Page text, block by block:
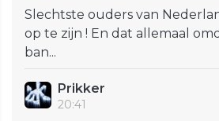
Slechtste ouders van
op te zijn ! En dat allemaal
ban...
Prikker
20:41